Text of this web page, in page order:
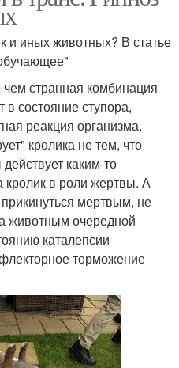
и иных животных? В статье
странная комбинация
состояние ступора,
реакция организма.
кролика не тем, что
каким-то
кролик в роли жертвы. А
мертвым, не
животным очередной
каталепсии
торможение